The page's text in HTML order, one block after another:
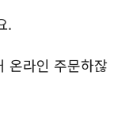
.
온라인 주문하잖